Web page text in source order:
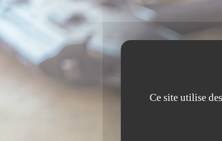
Ce site utilise